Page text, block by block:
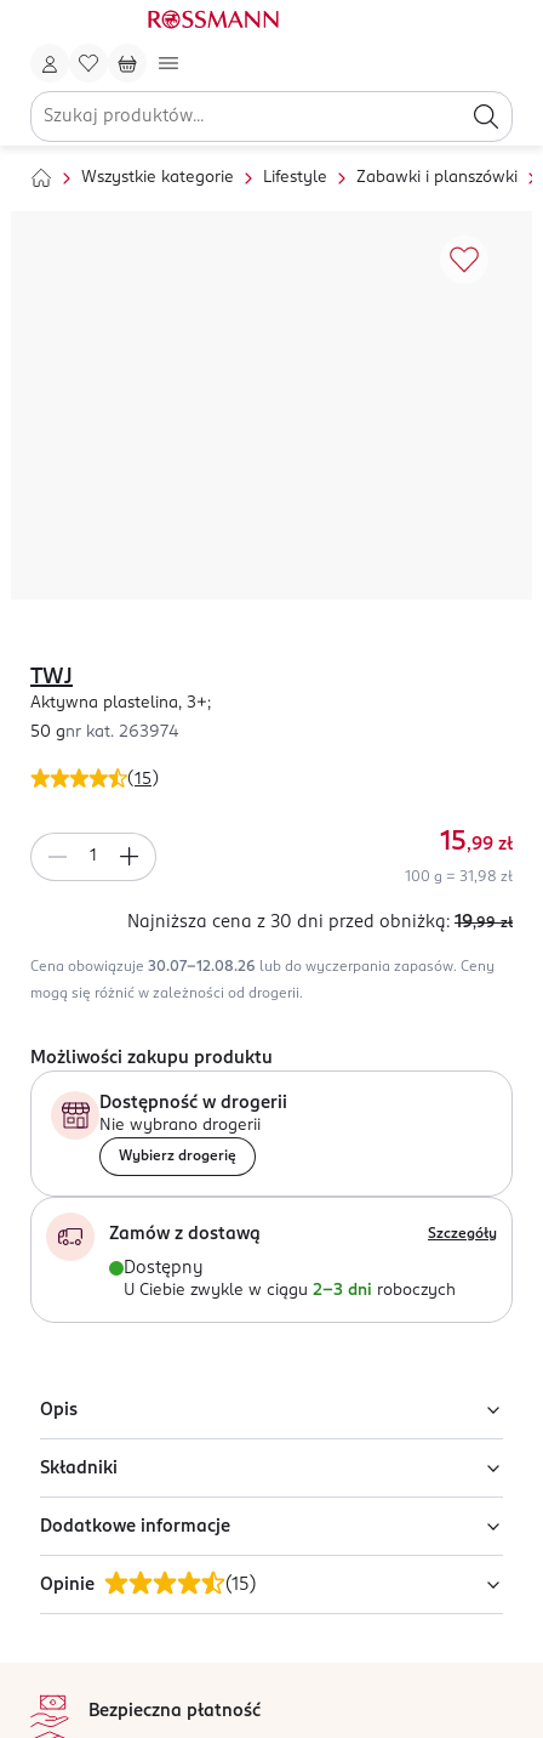
Wszystkie kategorie Lifestyle Zabawki i planszówki
(15 )
TWJ
Aktywna plastelina, 3+;
50 gnr kat. 263974
15,99 zł
100 g = 31,98 zł
Najniższa cena z 30 dni przed obniżką: 19,99 zł
Cena obowiązuje 30.07-12.08.26 lub do wyczerpania zapasów. Ceny
mogą się różnić w zależności od drogerii.
Możliwości zakupu produktu
Dostępność w drogerii
Nie wybrano drogerii
Wybierz drogerię
Zamów z dostawą Szczegóły
Dostępny
U Ciebie zwykle w ciągu 2-3 dni roboczych
Opis
Aktywna plastelina.
Niezwykła zabawka, posiadająca niesamowite
właściwości: Skacze jak piłka, da się rozbić jak
porcelanę, rozciąga się jak guma, rozrywa się jak
papier.
Składniki
brak danych
Dodatkowe informacje
PRZYGOTOWANIE I STOSOWANIE
brak danych
Nieodpowiednie dla dzieci poniżej 3 roku życia. Istnieje
niebezpieczeństwo połknięcia małych elementów.
Opinie (15 )
Bezpieczna płatność